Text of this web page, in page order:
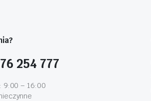
254 777
9:00 – 16:00